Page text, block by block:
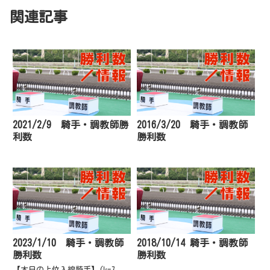
関連記事
2021/2/9 騎手・調教師勝
利数
2016/3/20 騎手・調教師
勝利数
2023/1/10 騎手・調教師
勝利数
2018/10/14 騎手・調教師
勝利数